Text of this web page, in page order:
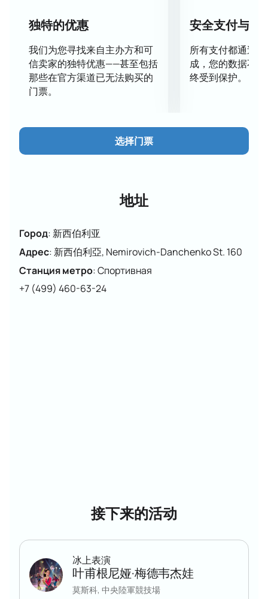
独特的优惠
我们为您寻找来自主办方和可
信卖家的独特优惠——甚至包括
那些在官方渠道已无法购买的
门票。
安全支付与数
所有支付都通过
成，您的数据不
终受到保护。
选择门票
地址
Город: 新西伯利亚
Адрес: 新西伯利亞, Nemirovich-Danchenko St. 160
Станция метро:Спортивная
+7 (499) 460-63-24
接下来的活动
冰上表演
叶甫根尼娅·梅德韦杰娃
莫斯科, 中央陸軍競技場